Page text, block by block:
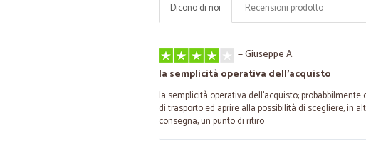
Dicono di noi Recensioni prodotto
—Giuseppe A.
la semplicità operativa dell'acquisto
la semplicità operativa dell'acquisto; probabbilmente
di trasporto ed aprire alla possibilità di scegliere, in
consegna, un punto di ritiro